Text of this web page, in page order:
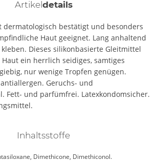
Artikel details
dermatologisch bestätigt und besonders
Haut geeignet. Lang anhaltend
Dieses silikonbasierte Gleitmittel
ein herrlich seidiges, samtiges
nur wenige Tropfen genügen.
Geruchs- und
Fett- und parfümfrei. Latexkondomsicher.
Inhaltsstoffe
Dimethicone, Dimethiconol.